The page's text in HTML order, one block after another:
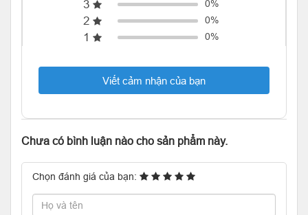
3 0%
2 0%
1 0%
Viết cảm nhận của bạn
Chưa có bình luận nào cho sản phẩm này.
Chọn đánh giá của bạn: